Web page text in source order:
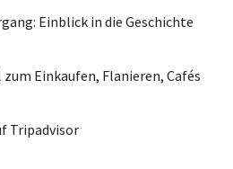
Einblick in die Geschichte
Einkaufen, Flanieren, Cafés
Tripadvisor